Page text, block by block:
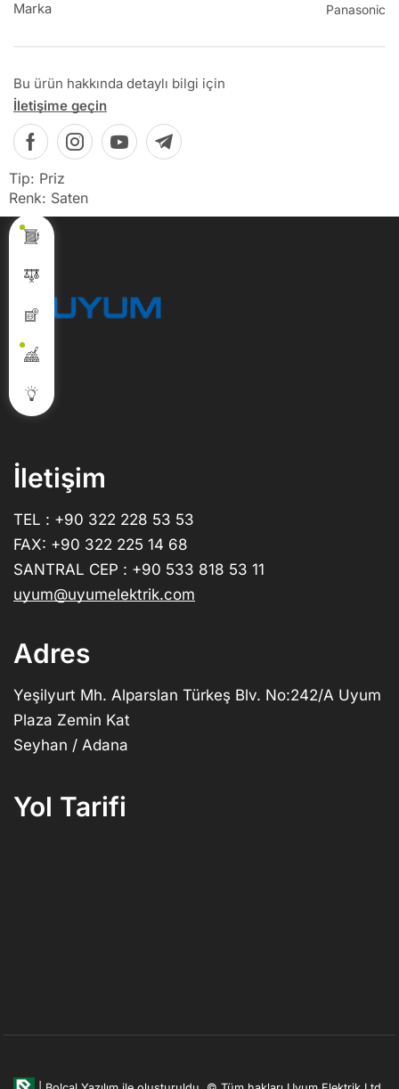
Marka Panasonic
Bu ürün hakkında detaylı bilgi için
İletişime geçin
Tip: Priz
Renk: Saten
İletişim
TEL : +90 322 228 53 53
FAX: +90 322 225 14 68
SANTRAL CEP : +90 533 818 53 11
uyum@uyumelektrik.com
Adres
Yeşilyurt Mh. Alparslan Türkeş Blv. No:242/A Uyum
Plaza Zemin Kat
Seyhan / Adana
Yol Tarifi